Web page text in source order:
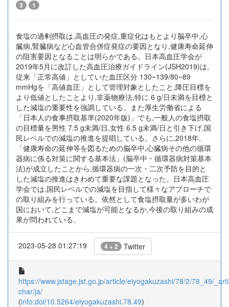
3 1
食塩の過剰摂取は,高血圧の発症,重症化はもとより脳卒中,心
臓病,腎臓病など心血管合併症発症の要因となり,健康寿命延伸
の阻害要因となることは明らかである。日本高血圧学会が
2019年5月に改訂した高血圧治療ガイドライン(JSH2019)は,
従来「正常高値」としていた血圧区分 130~139/80~89
mmHgを「高値血圧」として管理対象としたこと,降圧目標を
より低値としたことより,非薬物療法,特に 6 g/日未満を目標と
した減塩の重要性を強調している。また厚生労働省による
「日本人の食事摂取基準(2020年版)」でも,一般人の食塩摂取
の目標量を男性 7.5 g未満/日,女性 6.5 g未満/日と引き下げ,国
民レベルでの減塩の推進を提唱している。さらに,2018年,
「健康寿命の延伸等を図るための脳卒中,心臓病その他の循環
器病に係る対策に関する基本法」(脳卒中・循環器病対策基本
法)が成立したことから,循環器病の一次・二次予防を目的と
した減塩の推進はきわめて重要な課題となった。日本高血圧
学会では,国民レベルでの減塩を目指して様々なアプローチで
の取り組みを行っている。依然として食塩摂取量が多いわが
国において,どこまで減塩が可能となるか,今後の取り組みの成
果が問われている。
2023-05-28 01:27:19 4 + 2 Twitter
https://www.jstage.jst.go.jp/article/eiyogakuzashi/78/2/78_49/
char/ja/
(info:doi/10.5264/eiyogakuzashi.78.49)